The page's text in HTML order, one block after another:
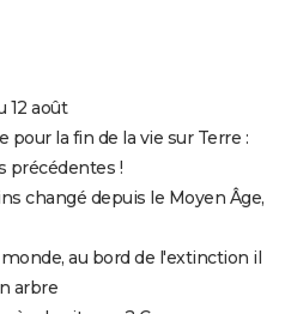
12 août
pour la fin de la vie sur Terre :
précédentes !
changé depuis le Moyen Âge,
au bord de l'extinction il
arbre